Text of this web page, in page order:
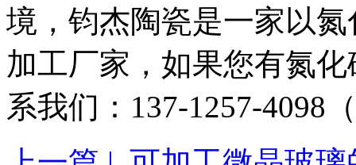
境，钧杰陶瓷是一家以
加工厂家，如果您有氮
系我们：137-1257-4098